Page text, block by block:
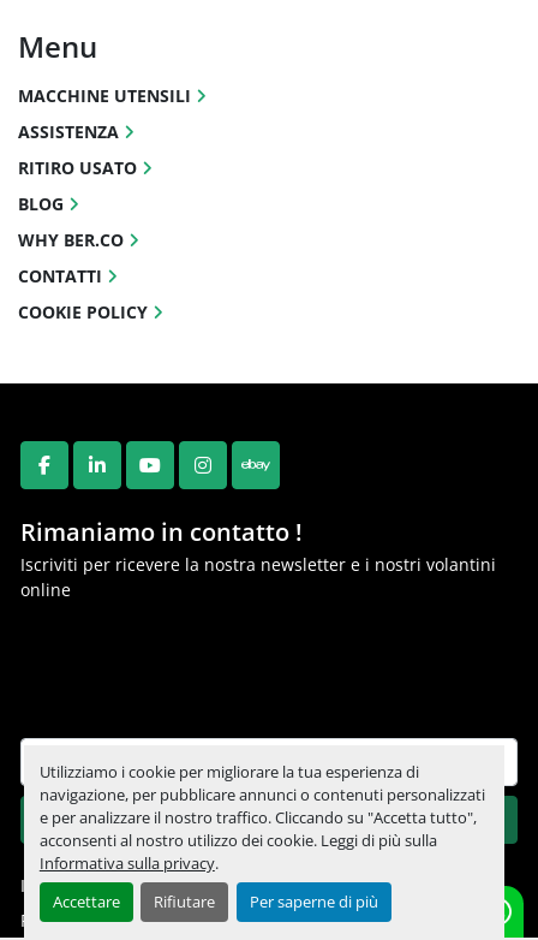
Utilizziamo i cookie per migliorare la tua esperienza di
navigazione, per pubblicare annunci o contenuti personalizzati
e per analizzare il nostro traffico. Cliccando su "Accetta tutto",
acconsenti al nostro utilizzo dei cookie. Leggi di più sulla
Informativa sulla privacy.
Accettare
Rifiutare Per saperne di più
FACEBOOK
LINKEDINYOUTUBEINSTAGRAM
EBAY
Rimaniamo in contatto !
Iscriviti per ricevere la nostra newsletter e i nostri volantini
online
ISCRIVITI
Informativa sulla privacy
Personalizza le preferenze sui Cookies
Menu
MACCHINE UTENSILI
ASSISTENZA
RITIRO USATO
BLOG
WHY BER.CO
CONTATTI
COOKIE POLICY